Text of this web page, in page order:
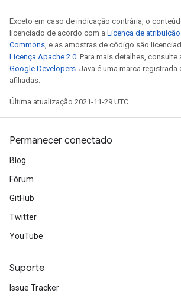
Exceto em caso de indicação contrária, o
licenciado de acordo com a Licença de
Commons, e as amostras de código são
Licença Apache 2.0. Para mais detalhes, consulte
Google Developers. Java é uma marca registrada
afiliadas.
Última atualização 2021-11-29 UTC.
Permanecer conectado
Blog
Fórum
GitHub
Twitter
YouTube
Suporte
Issue Tracker